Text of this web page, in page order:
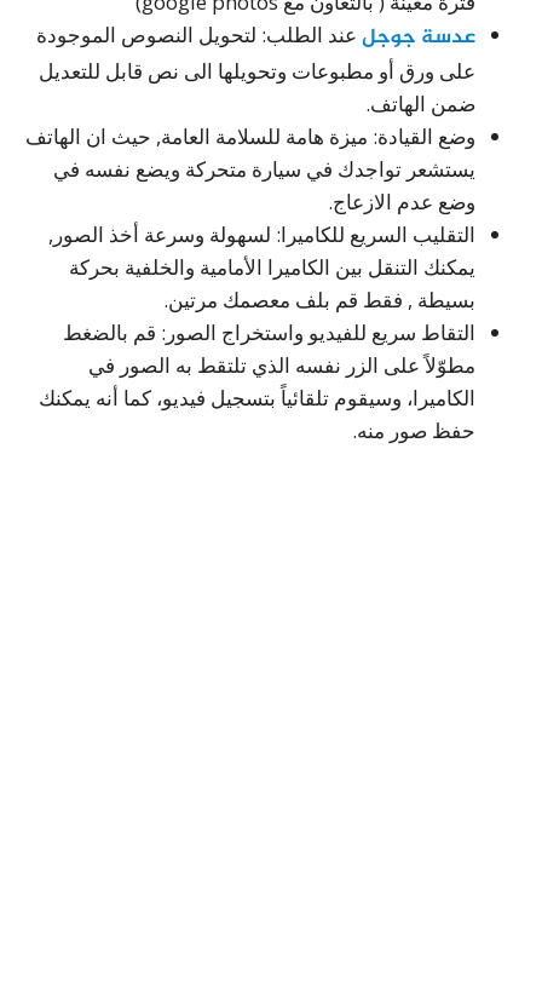
عدسة جوجل عند الطلب: لتحويل النصوص الموجودة
على ورق أو مطبوعات وتحويلها الى نص قابل للتعديل
ضمن الهاتف.
وضع القيادة: ميزة هامة للسلامة العامة, حيث ان الهاتف
يستشعر تواجدك في سيارة متحركة ويضع نفسه في
وضع عدم الازعاج.
التقليب السريع للكاميرا: لسهولة وسرعة أخذ الصور,
يمكنك التنقل بين الكاميرا الأمامية والخلفية بحركة
بسيطة , فقط قم بلف معصمك مرتين.
التقاط سريع للفيديو واستخراج الصور: قم بالضغط
مطوّلاً على الزر نفسه الذي تلتقط به الصور في
الكاميرا، وسيقوم تلقائياً بتسجيل فيديو، كما أنه يمكنك
حفظ صور منه.